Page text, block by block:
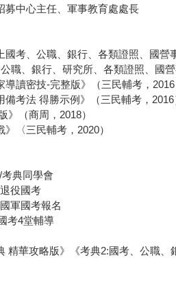
募中心主任、軍事教育處處長
國考、公職、銀行、各類證照、國營
公職、銀行、研究所、各類證照、國
導讀密技-完整版》（三民輔考，2016
備考法 得勝示例》（三民輔考，2016
》（商周，2018）
》〈三民輔考，2020）
典同學會
役國考
軍國考報名
考4堂輔導
精華攻略版》《考典2:國考、公職